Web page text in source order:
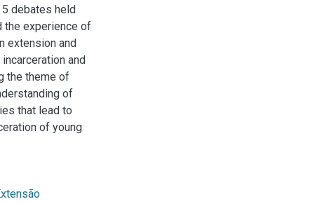
debates held
the experience of
extension and
and
the theme of
of
that lead to
of young